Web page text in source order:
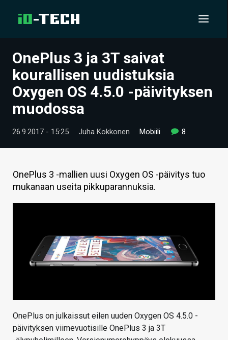
UUTISET
ARTIKKELIT
VIDEOT
TECHBBS
HINTA.FI
HAKU
OnePlus 3 ja 3T saivat
kourallisen uudistuksia
Oxygen OS 4.5.0 -päivityksen
muodossa
26.9.2017 - 15:25 Juha Kokkonen Mobiili 8
OnePlus 3 -mallien uusi Oxygen OS -päivitys tuo
mukanaan useita pikkuparannuksia.
OnePlus on julkaissut eilen uuden Oxygen OS 4.5.0 -
päivityksen viimevuotisille OnePlus 3 ja 3T